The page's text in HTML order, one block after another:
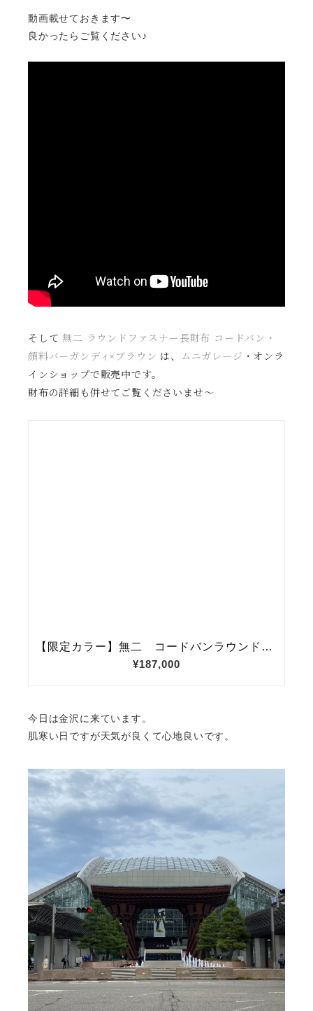
動画載せておきます〜
良かったらご覧ください♪
そして無二 ラウンドファスナー長財布 コードバン・
顔料バーガンディ×ブラウン は、 ムニガレージ ・オンラ
インショップで販売中です。
財布の詳細も併せてご覧くださいませ〜
今日は金沢に来ています。
肌寒い日ですが天気が良くて心地良いです。